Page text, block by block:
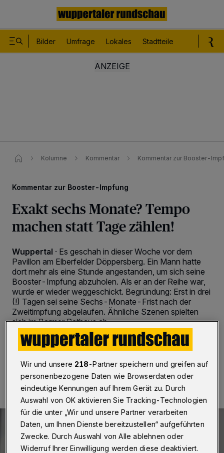
Bilder Umfrage Lokales Stadtteile
Kolumne Kommentar Kommentar zur Booster-
Kommentar zur Booster-Impfung
Exakt sechs Monate? Tempo
machen statt Tage zählen!
Wuppertal · Es geschah in dieser Woche vor dem
Pavillon am Elberfelder Döppersberg. Ein Mann hatte
dort mehr als eine Stunde angestanden, um sich seine
Booster-Impfung abzuholen. Als er an der Reihe war,
wurde er wieder weggeschickt. Begründung: Erst in drei
(!) Tagen sei seine Sechs-Monate-Frist nach der
Zweitimpfung abgelaufen. Ähnliche Szenen spielten
sich im Barmer Rathaus ab.
28.11.2021 , 10:00 Uhr 2 Minuten Lesezeit
Wir und unsere 218-Partner speichern und greifen auf
personenbezogene Daten wie Browserdaten oder
eindeutige Kennungen auf Ihrem Gerät zu. Durch
Auswahl von OK aktivieren Sie Tracking-Technologien
für die unter „Wir und unsere Partner verarbeiten
Daten, um Ihnen Dienste bereitzustellen“ aufgeführten
Zwecke. Durch Auswahl von Alle ablehnen oder
Widerruf Ihrer Einwilligung werden diese deaktiviert.